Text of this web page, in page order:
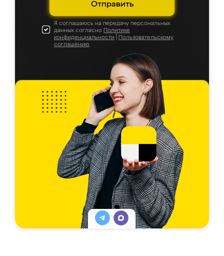
Отправить
Я соглашаюсь на передачу персональных
данных согласно Политике
конфиденциальности
Пользовательскому
соглашению